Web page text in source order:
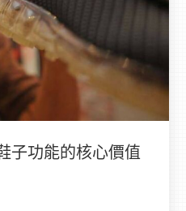
子功能的核心價值